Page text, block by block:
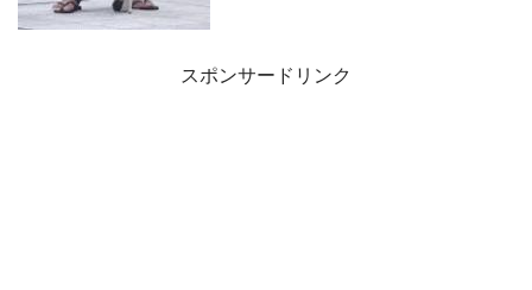
スポンサードリンク